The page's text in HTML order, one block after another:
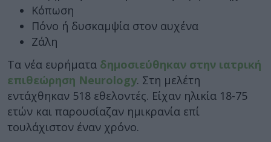
Κόπωση
Πόνο ή δυσκαμψία στον αυχένα
Ζάλη
Τα νέα ευρήματα δημοσιεύθηκαν στην ιατρική
επιθεώρηση Neurology. Στη μελέτη
εντάχθηκαν 518 εθελοντές. Είχαν ηλικία 18-75
ετών και παρουσίαζαν ημικρανία επί
τουλάχιστον έναν χρόνο.